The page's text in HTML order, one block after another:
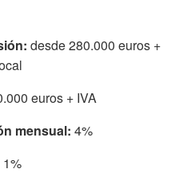
desde 280.000 euros +
euros + IVA
mensual: 4%
1%